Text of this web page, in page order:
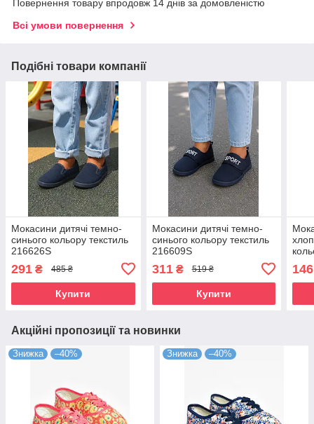
Повернення товару впродовж 14 днів за домовленістю
Всі умови повернення
Подібні товари компанії
Мокасини дитячі темно-
синього кольору текстиль
216626S
291 ₴ 485 ₴
Купити
Мокасини дитячі темно-
синього кольору текстиль
216609S
311₴ 519 ₴
Купити
146
Акційні пропозиції та новинки
Знижка –40% Знижка –40%